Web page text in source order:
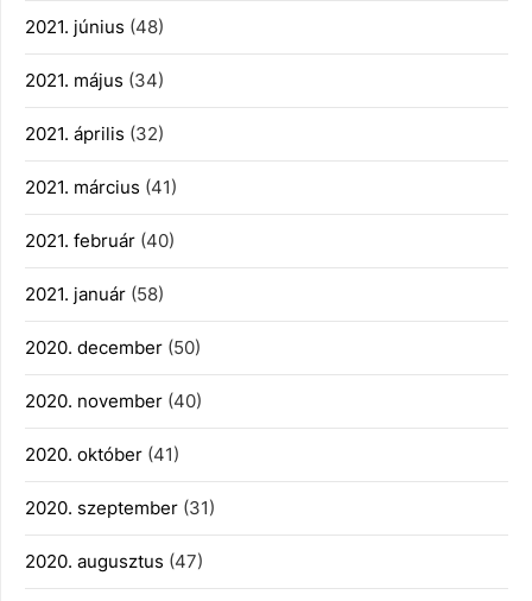
2021. június (48)
2021. május (34)
2021. április (32)
2021. március (41)
2021. február (40)
2021. január (58)
2020. december (50)
2020. november (40)
2020. október (41)
2020. szeptember (31)
2020. augusztus (47)